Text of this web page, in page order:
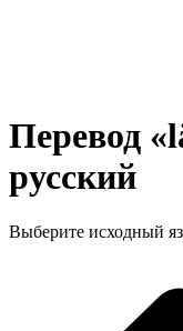
Перевод
русский
Выберите исходный